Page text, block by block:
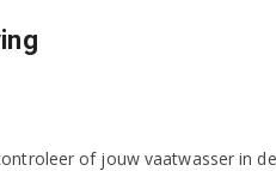
of jouw vaatwasser in